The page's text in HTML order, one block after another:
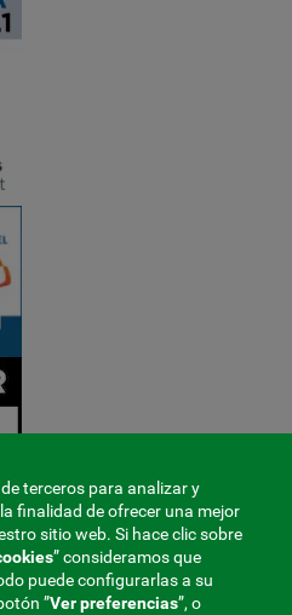
terceros para analizar y
finalidad de ofrecer una mejor
sitio web. Si hace clic sobre
” consideramos que
puede configurarlas a su
”Ver preferencias”, o